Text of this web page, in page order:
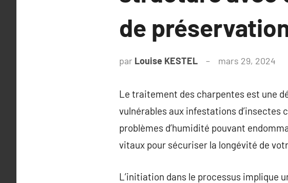
de
par Louise KESTEL mars 29, 2024
Le traitement des charpentes est une
vulnérables aux infestations d’insectes
problèmes d’humidité pouvant
vitaux pour sécuriser la longévité de
L’initiation dans le processus implique